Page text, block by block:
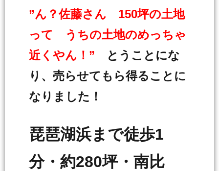
”ん？佐藤さん 150坪の土地
って うちの土地のめっちゃ
近くやん！”
とうことにな
り、売らせてもら得ることに
なりました！
琵琶湖浜まで徒歩1
分・約280坪・南比